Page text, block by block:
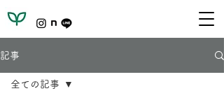
記事
全ての記事